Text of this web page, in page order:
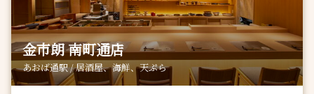
金市朗 南町通店
あおば通駅 / 居酒屋、海鮮、天ぷら